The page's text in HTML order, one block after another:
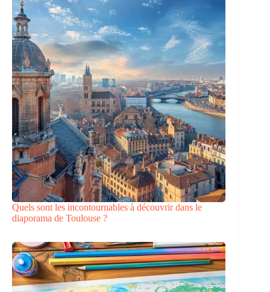
Quels sont les incontournables à découvrir dans le
diaporama de Toulouse ?